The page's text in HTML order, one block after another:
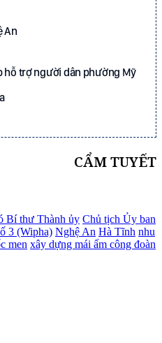
An
hỗ trợ người dân phường Mỹ
CẨM TUYẾT
Bí thư Thành ủy Chủ tịch Ủy ban
3 (Wipha) Nghệ An Hà Tĩnh nhu
men xây dựng mái ấm công đoàn